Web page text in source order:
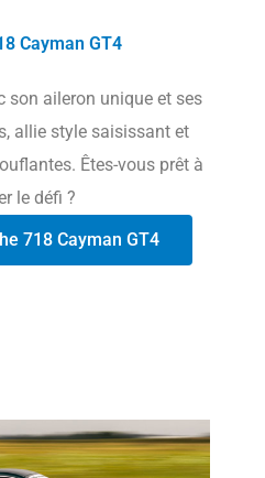
Cayman GT4
son aileron unique et ses
allie style saisissant et
Êtes-vous prêt à
le défi ?
718 Cayman GT4